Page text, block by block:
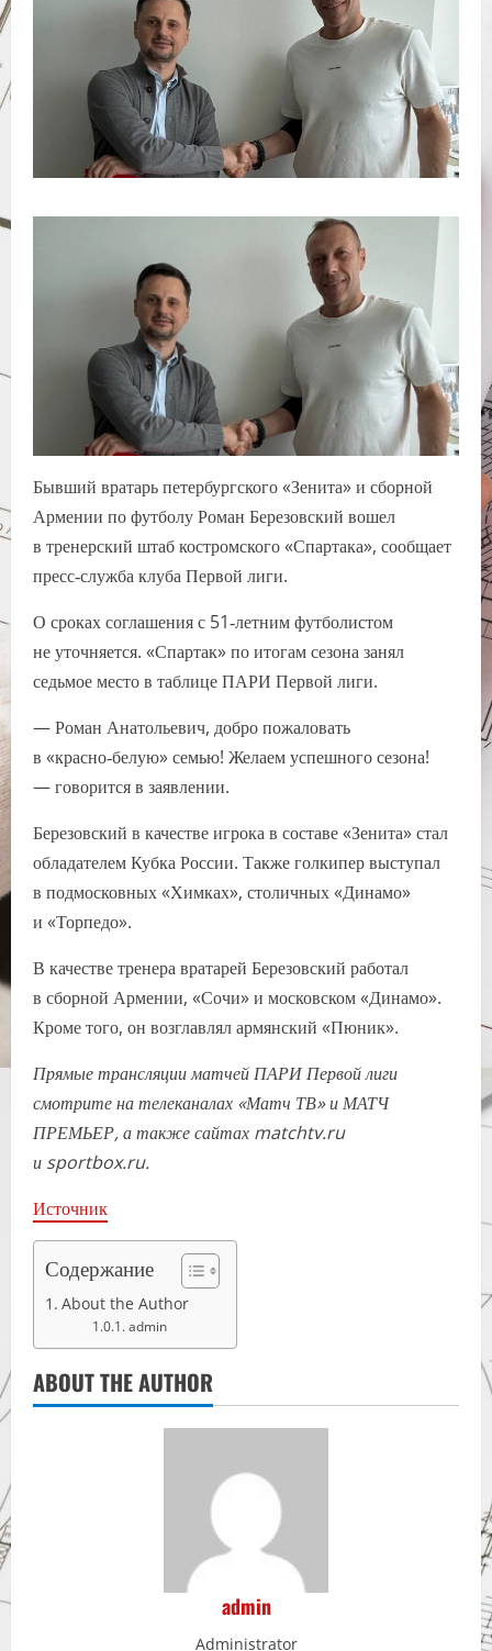
Бывший вратарь петербургского «Зенита» и сборной
Армении по футболу Роман Березовский вошел
в тренерский штаб костромского «Спартака», сообщает
пресс‑служба клуба Первой лиги.
О сроках соглашения с 51‑летним футболистом
не уточняется. «Спартак» по итогам сезона занял
седьмое место в таблице ПАРИ Первой лиги.
— Роман Анатольевич, добро пожаловать
в «красно‑белую» семью! Желаем успешного сезона!
— говорится в заявлении.
Березовский в качестве игрока в составе «Зенита» стал
обладателем Кубка России. Также голкипер выступал
в подмосковных «Химках», столичных «Динамо»
и «Торпедо».
В качестве тренера вратарей Березовский работал
в сборной Армении, «Сочи» и московском «Динамо».
Кроме того, он возглавлял армянский «Пюник».
Прямые трансляции матчей ПАРИ Первой лиги
смотрите на телеканалах «Матч ТВ» и МАТЧ
ПРЕМЬЕР, а также сайтах matchtv.ru
и sportbox.ru.
Источник
Содержание
About the Author
admin
ABOUT THE AUTHOR
admin
Administrator